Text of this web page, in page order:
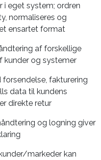
i eget system; ordren
normaliseres og
ensartet format
af forskellige
og systemer
forsendelse, fakturering
data til kundens
direkte retur
og logning giver
markeder kan